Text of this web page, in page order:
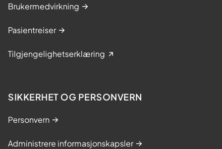
Brukermedvirkning
Pasientreiser
Tilgjengelighetserklæring
SIKKERHET OG PERSONVERN
Personvern
Administrere informasjonskapsler